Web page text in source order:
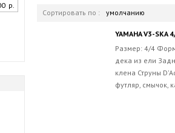
р.
Сортировать по : умолчанию
YAMAHA V3-SKA
Размер: 4/4
дека из ели
клена Струны
футляр, смычок,